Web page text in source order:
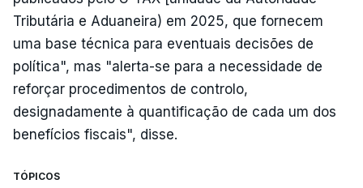
Tributária e Aduaneira) em 2025, que fornecem
uma base técnica para eventuais decisões de
política", mas "alerta-se para a necessidade de
reforçar procedimentos de controlo,
designadamente à quantificação de cada um dos
benefícios fiscais", disse.
TÓPICOS